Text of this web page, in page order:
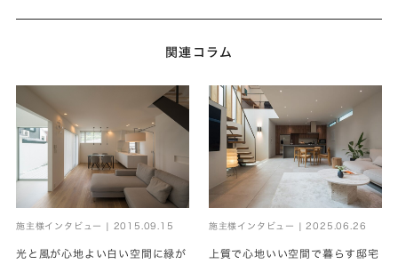
関連コラム
施主様インタビュー | 2015.09.15
光と風が心地よい白い空間に緑が
施主様インタビュー | 2025.06.26
上質で心地いい空間で暮らす邸宅